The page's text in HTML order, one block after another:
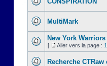
MultiMark
New York
[ Aller vers la page : 1
Recherche